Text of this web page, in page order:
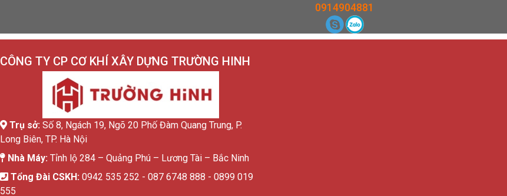
0914904881
CÔNG TY CP CƠ KHÍ XÂY DỰNG TRƯỜNG HINH
Trụ sở: Số 8, Ngách 19, Ngõ 20 Phố Đàm Quang Trung, P.
Long Biên, TP. Hà Nội
Nhà Máy: Tỉnh lộ 284 – Quảng Phú – Lương Tài – Bắc Ninh
Tổng Đài CSKH: 0942 535 252 - 087 6748 888 - 0899 019
555